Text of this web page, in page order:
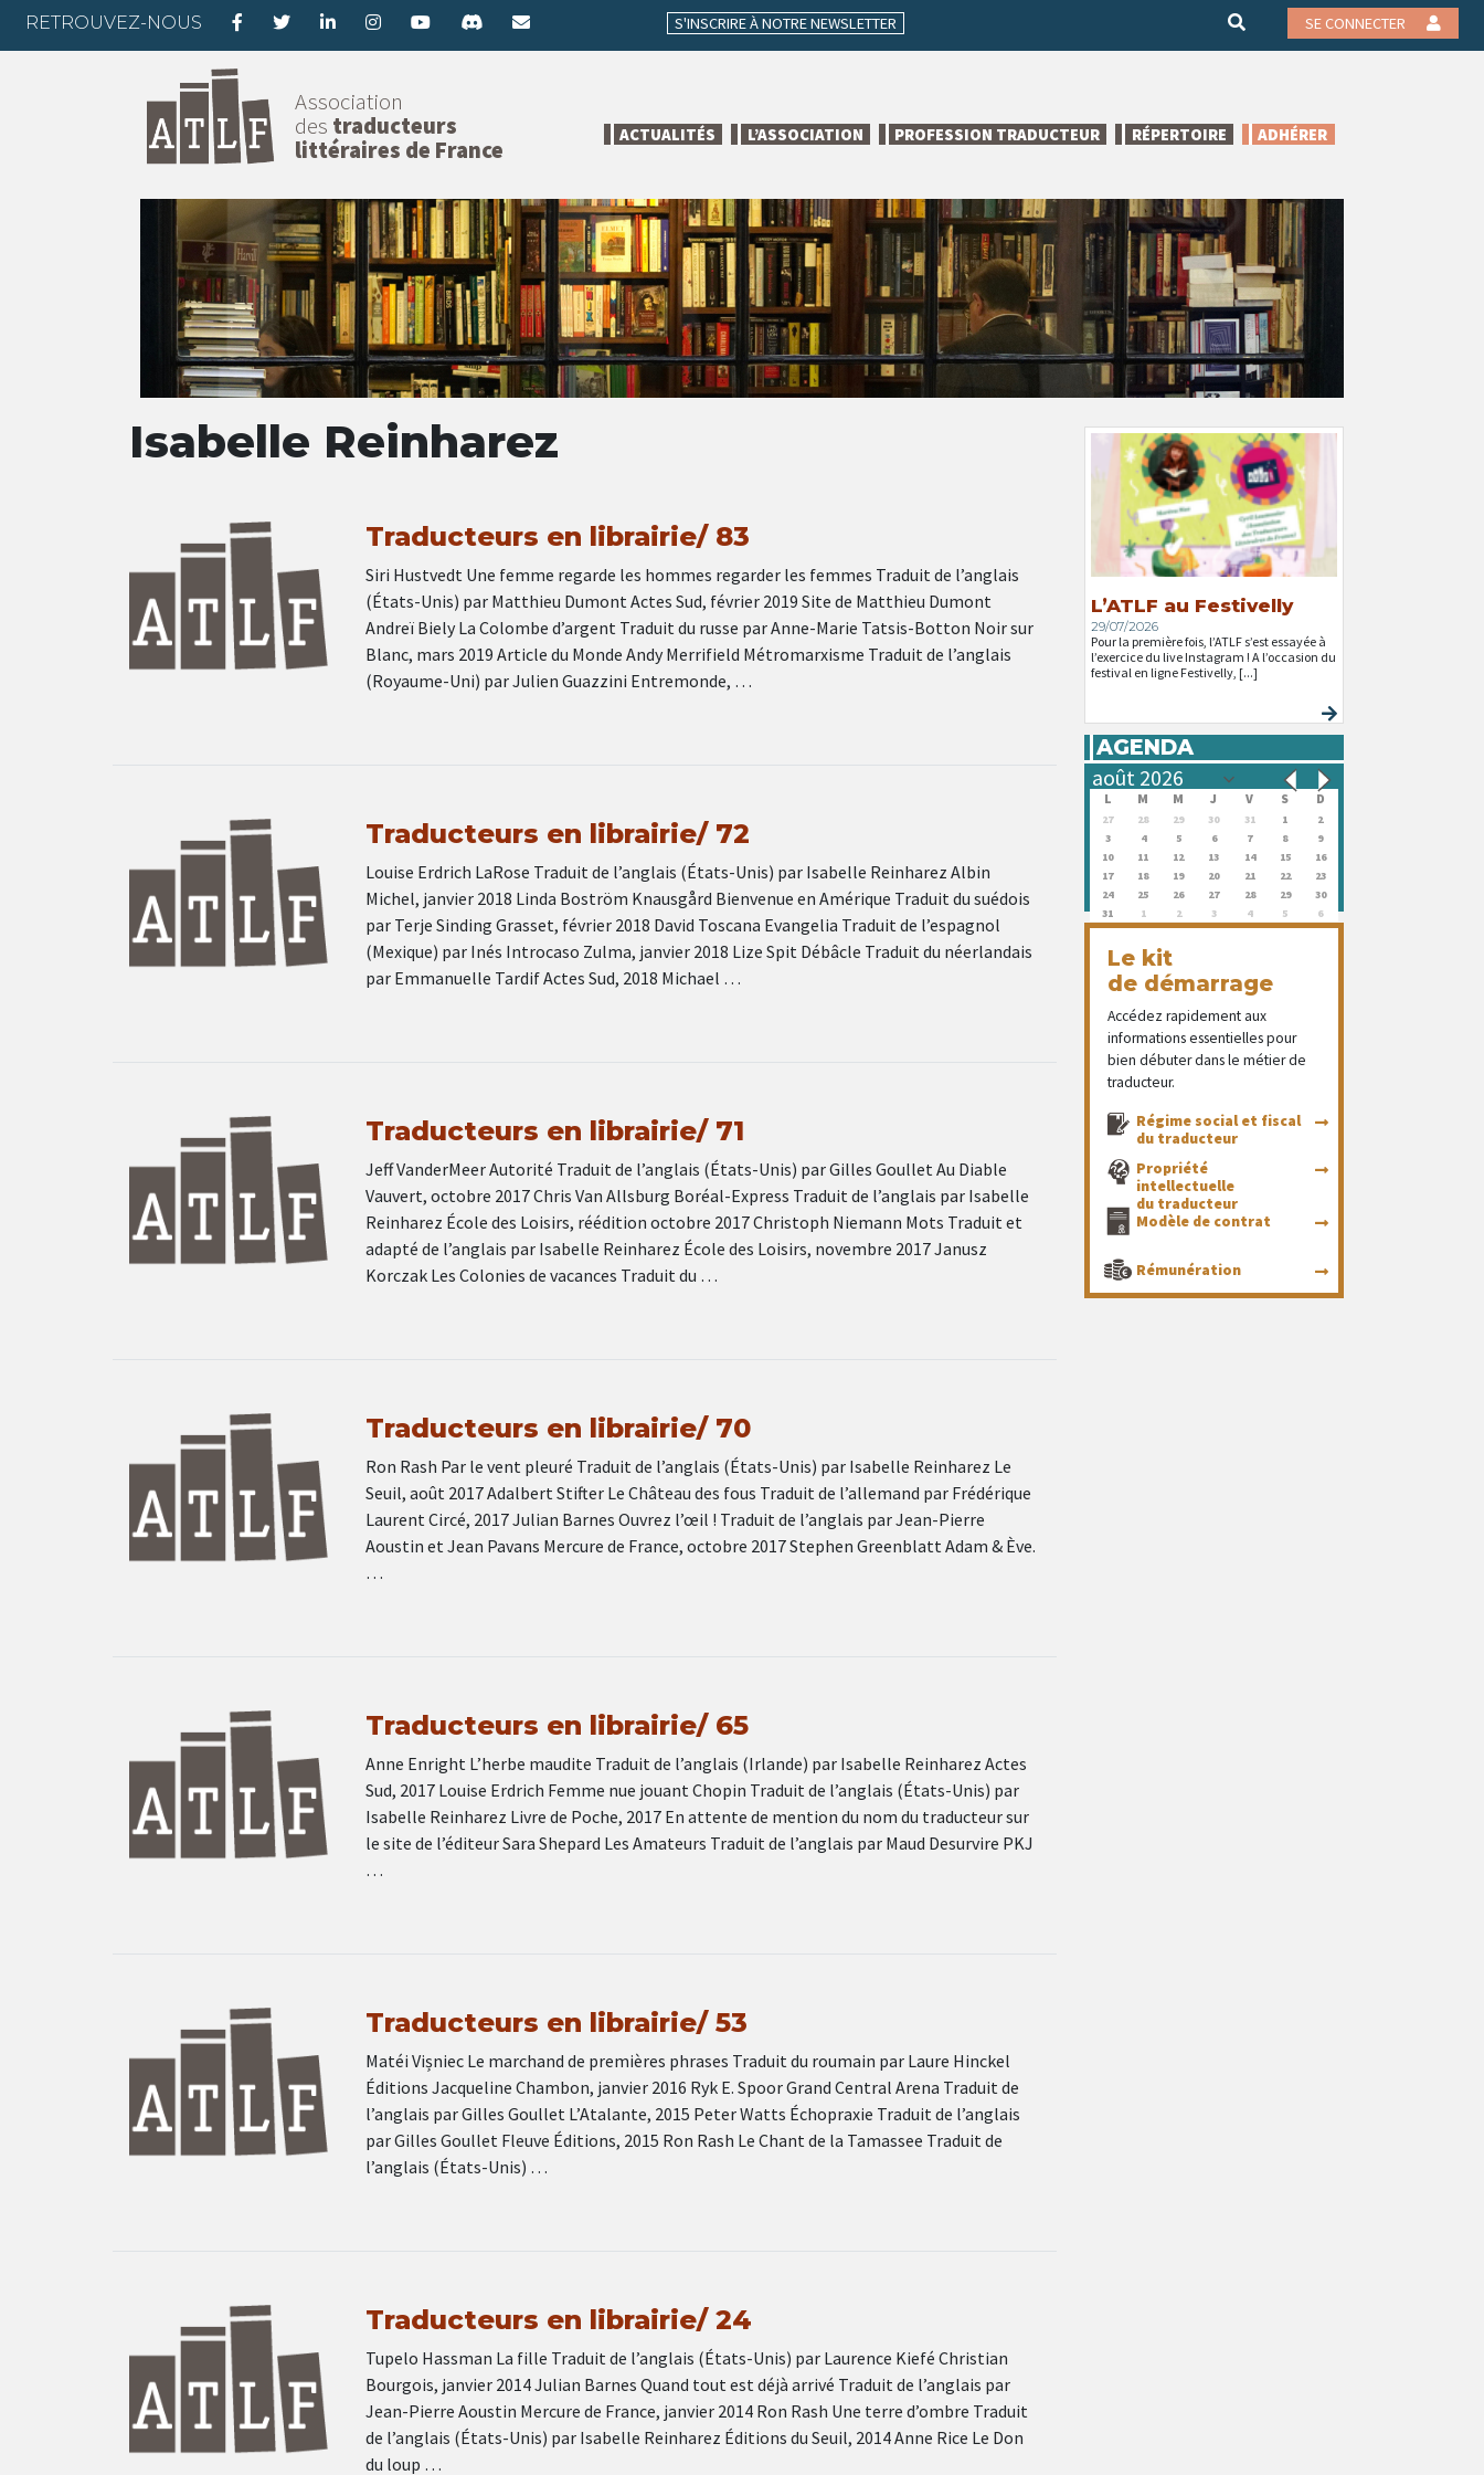
RETROUVEZ-NOUS S'INSCRIRE À NOTRE NEWSLETTER SE CONNECTER
Association
des traducteurs
littéraires de France
ACTUALITÉS L’ASSOCIATION PROFESSION TRADUCTEUR RÉPERTOIRE ADHÉRER
Isabelle Reinharez
Traducteurs en librairie/ 83
Siri Hustvedt Une femme regarde les hommes regarder les femmes Traduit de l’anglais
(États-Unis) par Matthieu Dumont Actes Sud, février 2019 Site de Matthieu Dumont
Andreï Biely La Colombe d’argent Traduit du russe par Anne-Marie Tatsis-Botton Noir sur
Blanc, mars 2019 Article du Monde Andy Merrifield Métromarxisme Traduit de l’anglais
(Royaume-Uni) par Julien Guazzini Entremonde, …
Traducteurs en librairie/ 72
Louise Erdrich LaRose Traduit de l’anglais (États-Unis) par Isabelle Reinharez Albin
Michel, janvier 2018 Linda Boström Knausgård Bienvenue en Amérique Traduit du suédois
par Terje Sinding Grasset, février 2018 David Toscana Evangelia Traduit de l’espagnol
(Mexique) par Inés Introcaso Zulma, janvier 2018 Lize Spit Débâcle Traduit du néerlandais
par Emmanuelle Tardif Actes Sud, 2018 Michael …
Traducteurs en librairie/ 71
Jeff VanderMeer Autorité Traduit de l’anglais (États-Unis) par Gilles Goullet Au Diable
Vauvert, octobre 2017 Chris Van Allsburg Boréal-Express Traduit de l’anglais par Isabelle
Reinharez École des Loisirs, réédition octobre 2017 Christoph Niemann Mots Traduit et
adapté de l’anglais par Isabelle Reinharez École des Loisirs, novembre 2017 Janusz
Korczak Les Colonies de vacances Traduit du …
Traducteurs en librairie/ 70
Ron Rash Par le vent pleuré Traduit de l’anglais (États-Unis) par Isabelle Reinharez Le
Seuil, août 2017 Adalbert Stifter Le Château des fous Traduit de l’allemand par Frédérique
Laurent Circé, 2017 Julian Barnes Ouvrez l’œil ! Traduit de l’anglais par Jean-Pierre
Aoustin et Jean Pavans Mercure de France, octobre 2017 Stephen Greenblatt Adam & Ève.
…
Traducteurs en librairie/ 65
Anne Enright L’herbe maudite Traduit de l’anglais (Irlande) par Isabelle Reinharez Actes
Sud, 2017 Louise Erdrich Femme nue jouant Chopin Traduit de l’anglais (États-Unis) par
Isabelle Reinharez Livre de Poche, 2017 En attente de mention du nom du traducteur sur
le site de l’éditeur Sara Shepard Les Amateurs Traduit de l’anglais par Maud Desurvire PKJ
…
Traducteurs en librairie/ 53
Matéi Vișniec Le marchand de premières phrases Traduit du roumain par Laure Hinckel
Éditions Jacqueline Chambon, janvier 2016 Ryk E. Spoor Grand Central Arena Traduit de
l’anglais par Gilles Goullet L’Atalante, 2015 Peter Watts Échopraxie Traduit de l’anglais
par Gilles Goullet Fleuve Éditions, 2015 Ron Rash Le Chant de la Tamassee Traduit de
l’anglais (États-Unis) …
Traducteurs en librairie/ 24
Tupelo Hassman La fille Traduit de l’anglais (États-Unis) par Laurence Kiefé Christian
Bourgois, janvier 2014 Julian Barnes Quand tout est déjà arrivé Traduit de l’anglais par
Jean-Pierre Aoustin Mercure de France, janvier 2014 Ron Rash Une terre d’ombre Traduit
de l’anglais (États-Unis) par Isabelle Reinharez Éditions du Seuil, 2014 Anne Rice Le Don
du loup …
L’ATLF au Festivelly
29/07/2026
Pour la première fois, l’ATLF s’est essayée à
l’exercice du live Instagram ! A l’occasion du
festival en ligne Festivelly, [...]
AGENDA
L M M J V S D
27 28 29 30 31 1
2
3
4 5 6 7 8
9
10
11 12 13 14 15
16
17
18 19 20 21 22
23
24
25 26 27 28 29
30
31
1 2 3 4 5 6
Le kit
de démarrage
Accédez rapidement aux
informations essentielles pour
bien débuter dans le métier de
traducteur.
Régime social et fiscal
du traducteur
Propriété
intellectuelle
du traducteur
Modèle de contrat
Rémunération